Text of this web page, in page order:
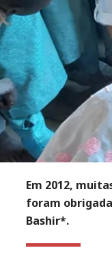
Em 2012,
foram
Bashir*.